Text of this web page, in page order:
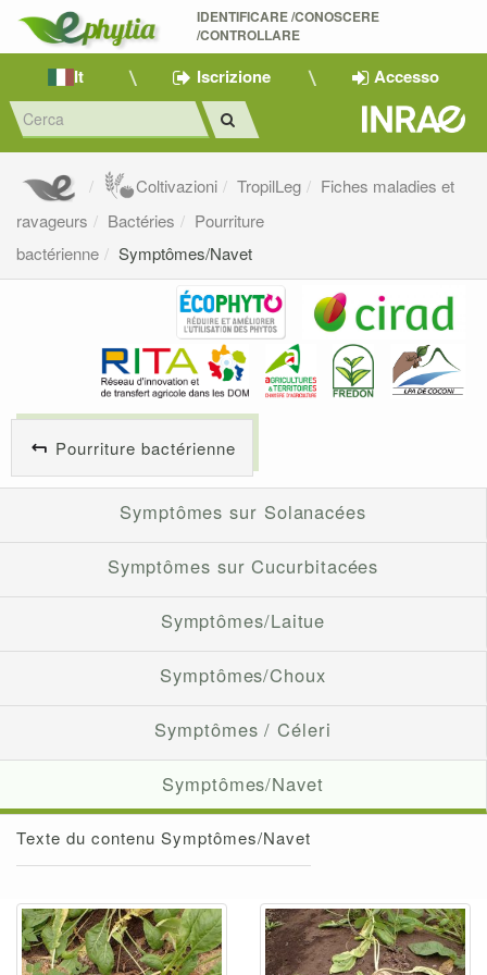
IDENTIFICARE /CONOSCERE
/CONTROLLARE
It Iscrizione Accesso
Coltivazioni TropilLeg
Fiches maladies et
ravageurs
Bactéries
Pourriture
bactérienne
Symptômes/Navet
Pourriture bactérienne
Symptômes sur Solanacées
Symptômes sur Cucurbitacées
Symptômes/Laitue
Symptômes/Choux
Symptômes / Céleri
Symptômes/Navet
Texte du contenu Symptômes/Navet